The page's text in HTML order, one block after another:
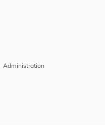
Administration